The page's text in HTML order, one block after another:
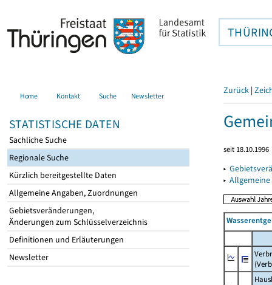
Home Kontakt Suche Newsletter
STATISTISCHE DATEN
Sachliche Suche
Regionale Suche
Kürzlich bereitgestellte Daten
Allgemeine Angaben, Zuordnungen
Gebietsveränderungen,
Änderungen zum Schlüsselverzeichnis
Definitionen und Erläuterungen
Newsletter
Zurück |
seit 18.10.1996
▸
▸